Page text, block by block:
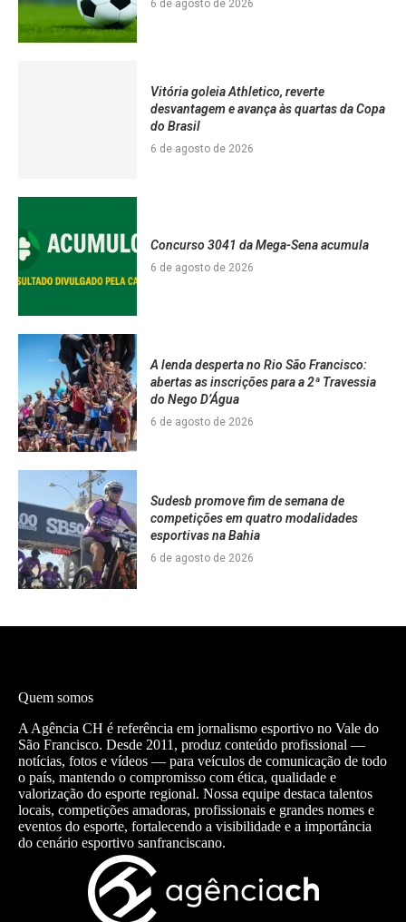
6 de agosto de 2026
Vitória goleia Athletico, reverte
desvantagem e avança às quartas da Copa
do Brasil
6 de agosto de 2026
Concurso 3041 da Mega-Sena acumula
6 de agosto de 2026
A lenda desperta no Rio São Francisco:
abertas as inscrições para a 2ª Travessia
do Nego D’Água
6 de agosto de 2026
Sudesb promove fim de semana de
competições em quatro modalidades
esportivas na Bahia
6 de agosto de 2026
Quem somos
A Agência CH é referência em jornalismo esportivo no Vale do
São Francisco. Desde 2011, produz conteúdo profissional —
notícias, fotos e vídeos — para veículos de comunicação de todo
o país, mantendo o compromisso com ética, qualidade e
valorização do esporte regional. Nossa equipe destaca talentos
locais, competições amadoras, profissionais e grandes nomes e
eventos do esporte, fortalecendo a visibilidade e a importância
do cenário esportivo sanfranciscano.